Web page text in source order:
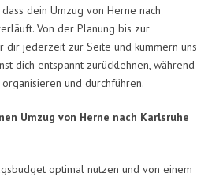
dein Umzug von Herne nach
Von der Planung bis zur
dir jederzeit zur Seite und kümmern uns
dich entspannt zurücklehnen, während
und durchführen.
Umzug von Herne nach Karlsruhe
optimal nutzen und von einem